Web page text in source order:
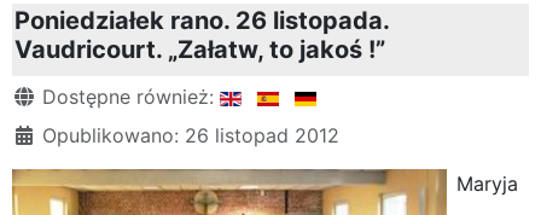
Poniedziałek rano. 26 listopada.
Vaudricourt. „Załatw, to jakoś !”
Szczegóły
Dostępne również:
Opublikowano: 26 listopad 2012
Maryja